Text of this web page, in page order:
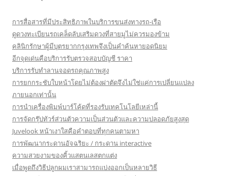
การสื่อสารที่มีประสิทธิภาพในบริการขนส่งทางรถ-เรือ
ดูดวงทะเบียนรถเคล็ดลับเสริมดวงที่สายมูไม่ควรมองข้าม
คลินิกรักษาผู้มีบุตรยากกรุงเทพจึงเป็นคำค้นหายอดนิยม
อีกจุดเด่นคือบริการรับตรวจสอบบัญชี ราคา
บริการรับทำลานจอดรถคุณภาพสูง
การยกกระชับใบหน้าโดยไม่ต้องผ่าตัดจึงไม่ใช่แค่การเปลี่ยนแปลง
ภายนอกเท่านั้น
การนำเครื่องพิมพ์บาร์โค้ดที่รองรับเทคโนโลยีเหล่านี้
การจัดกรุ๊ปทัวร์ส่วนตัวความเป็นส่วนตัวและความปลอดภัยสูงสุด
Juvelook หน้าเงาใสคือคำตอบที่ทุกคนตามหา
การพัฒนากระดานอัจฉริยะ / กระดาน interactive
ความสวยงามของคิ้วแสตนเลสตกแต่ง
เมื่อพูดถึงวิธีปลูกผมเราสามารถแบ่งออกเป็นหลายวิธี